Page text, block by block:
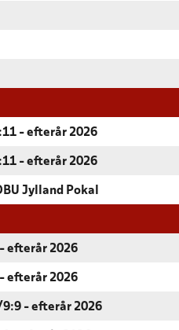
- efterår 2026
- efterår 2026
Jylland Pokal
efterår 2026
efterår 2026
9:9 - efterår 2026